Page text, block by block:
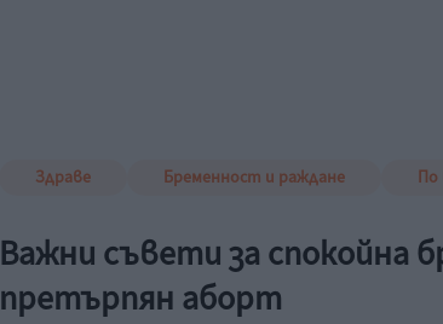
Здраве Бременност и раждане По
Важни съвети за спокойна
претърпян аборт